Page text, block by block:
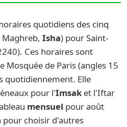
quotidiens des cinq
Maghreb, Isha) pour Saint-
Ces horaires sont
Mosquée de Paris (angles 15
quotidiennement. Elle
pour l'Imsak et l'Iftar
mensuel pour août
choisir d'autres